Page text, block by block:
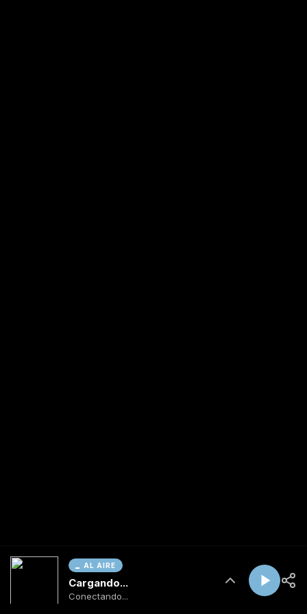
AL AIRE
Cargando...
Conectando...